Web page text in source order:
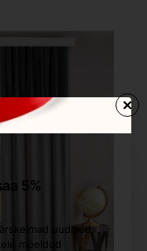
5%
uudised,
mõeldud